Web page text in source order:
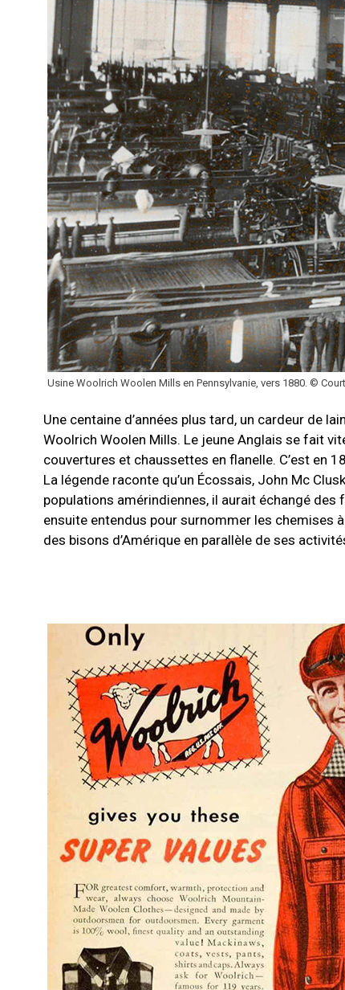
Usine Woolrich Woolen Mills en Pennsylvanie, vers 1880. ©
Une centaine d’années plus tard, un cardeur de
Woolrich Woolen Mills. Le jeune Anglais se fait
couvertures et chaussettes en flanelle. C’est en
La légende raconte qu’un Écossais, John Mc
populations amérindiennes, il aurait échangé
ensuite entendus pour surnommer les chemises
des bisons d’Amérique en parallèle de ses